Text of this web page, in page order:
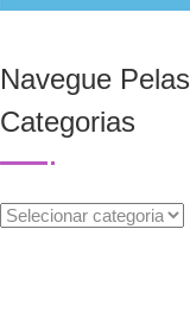
Navegue Pelas
Categorias
Navegue